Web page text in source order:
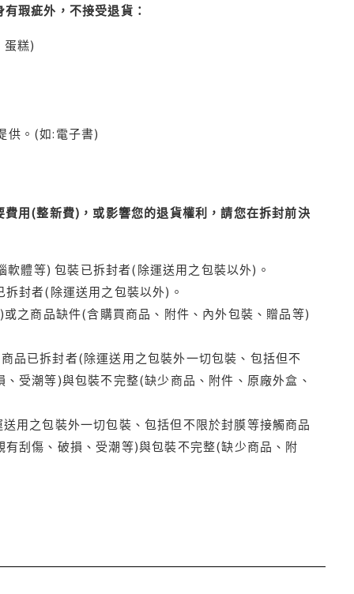
瑕疵外，不接受退貨：
蛋糕)
供。(如:電子書)
用(整新費)，或影響您的退貨權利，請您在拆封前決
體等) 包裝已拆封者(除運送用之包裝以外)。
封者(除運送用之包裝以外)。
之商品缺件(含購買商品、附件、內外包裝、贈品等)
品已拆封者(除運送用之包裝外一切包裝、包括但不
受潮等)與包裝不完整(缺少商品、附件、原廠外盒、
用之包裝外一切包裝、包括但不限於封膜等接觸商品
刮傷、破損、受潮等)與包裝不完整(缺少商品、附